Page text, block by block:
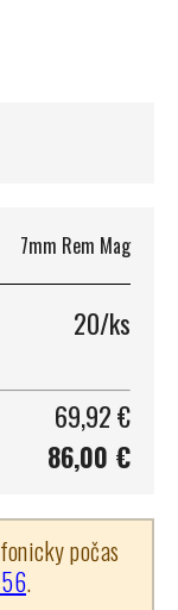
7mm Rem Mag
20/ks
69,92 €
86,00 €
počas
.